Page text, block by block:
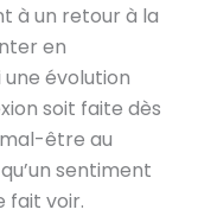
à un retour à la
en
évolution
soit faite dès
être au
sentiment
fait voir.